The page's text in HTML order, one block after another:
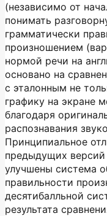
(независимо от
понимать
грамматически
произношением
нормой речи на
основано на
с эталонным не
графику на экране
благодаря
распознавания
Принципиальное
предыдущих версий
улучшены система
правильности
десятибалльной
результата